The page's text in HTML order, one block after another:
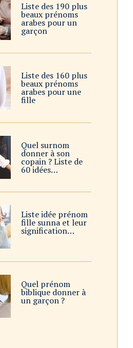
Liste des 190 plus
beaux prénoms
arabes pour un
garçon
Liste des 160 plus
beaux prénoms
arabes pour une
fille
Quel surnom
donner à son
copain ? Liste de
60 idées…
Liste idée prénom
fille sunna et leur
signification…
Quel prénom
biblique donner à
un garçon ?